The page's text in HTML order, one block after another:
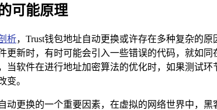
可能原理
析，Trust钱包地址自动更换或许存在多种复杂的
更新时，有时可能会引入一些错误的代码，就如
当软件在进行地址加密算法的优化时，如果测试
变。
动更换的一个重要因素，在虚拟的网络世界中，